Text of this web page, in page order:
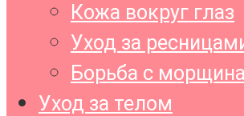
Кожа вокруг глаз
Уход за
Борьба с
Уход за телом